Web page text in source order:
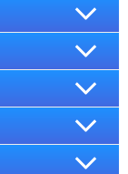
×閉じる